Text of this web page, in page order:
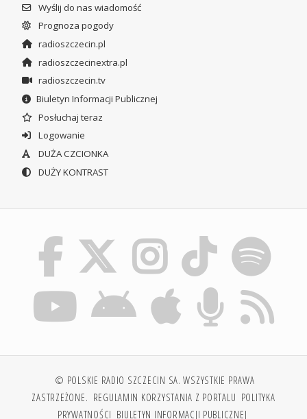
Wyślij do nas wiadomość
Prognoza pogody
radioszczecin.pl
radioszczecinextra.pl
radioszczecin.tv
Biuletyn Informacji Publicznej
Posłuchaj teraz
Logowanie
DUŻA CZCIONKA
DUŻY KONTRAST
© POLSKIE RADIO SZCZECIN SA. WSZYSTKIE PRAWA
ZASTRZEŻONE. REGULAMIN KORZYSTANIA Z PORTALU POLITYKA
PRYWATNOŚCI BIULETYN INFORMACJI PUBLICZNEJ